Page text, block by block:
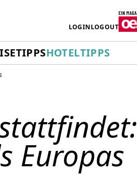
LOGINLOGOUT
HOTELTIPPS
Europas